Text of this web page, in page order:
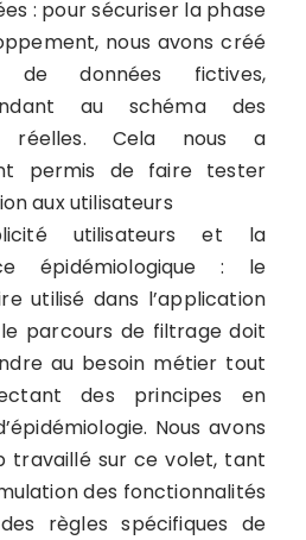
: pour sécuriser la phase
nous avons créé
données fictives,
au schéma des
réelles. Cela nous a
permis de faire tester
aux utilisateurs
utilisateurs et la
épidémiologique : le
utilisé dans l’application
parcours de filtrage doit
au besoin métier tout
des principes en
Nous avons
travaillé sur ce volet, tant
des fonctionnalités
règles spécifiques de